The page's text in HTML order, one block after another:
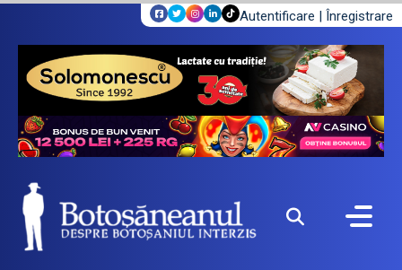
Autentificare | Înregistrare